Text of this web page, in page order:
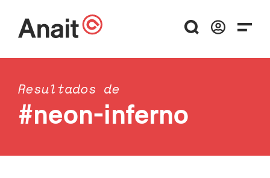
Resultados de
#neon-inferno